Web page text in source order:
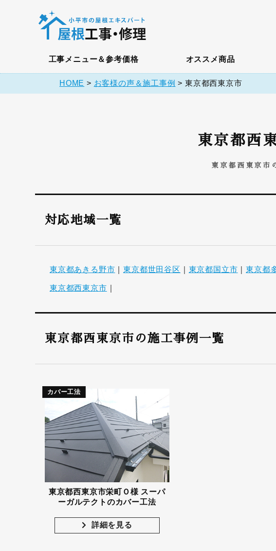
工事メニュー＆参考価格 オススメ商品
HOME > お客様の声＆施工事例 >東京都西東京市
東京都西
東京都西東京市
対応地域一覧
東京都あきる野市 ｜東京都世田谷区 東京都国立市 ｜東京都
東京都西東京市
東京都西東京市の施工事例一覧
カバー工法
東京都西東京市栄町Ｏ様 スーパ
ーガルテクトのカバー工法
詳細を見る